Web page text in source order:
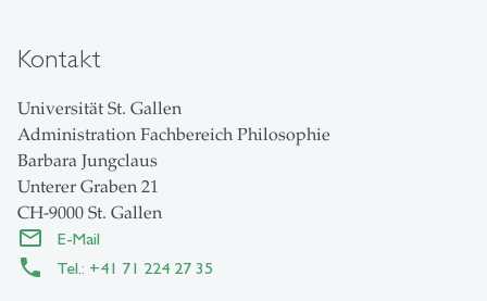
Kontakt
Universität St. Gallen
Administration Fachbereich Philosophie
Barbara Jungclaus
Unterer Graben 21
CH-9000 St. Gallen
E-Mail
Tel.: +41 71 224 27 35